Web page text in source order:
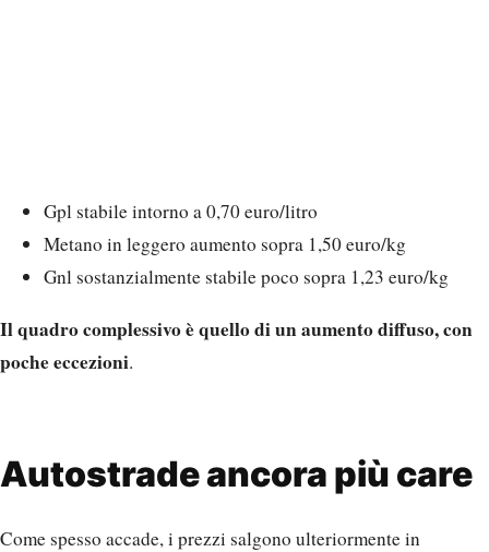
Gpl stabile intorno a 0,70 euro/litro
Metano in leggero aumento sopra 1,50 euro/kg
Gnl sostanzialmente stabile poco sopra 1,23 euro/kg
Il quadro complessivo è quello di un aumento diffuso, con
poche eccezioni.
Autostrade ancora più care
Come spesso accade, i prezzi salgono ulteriormente in